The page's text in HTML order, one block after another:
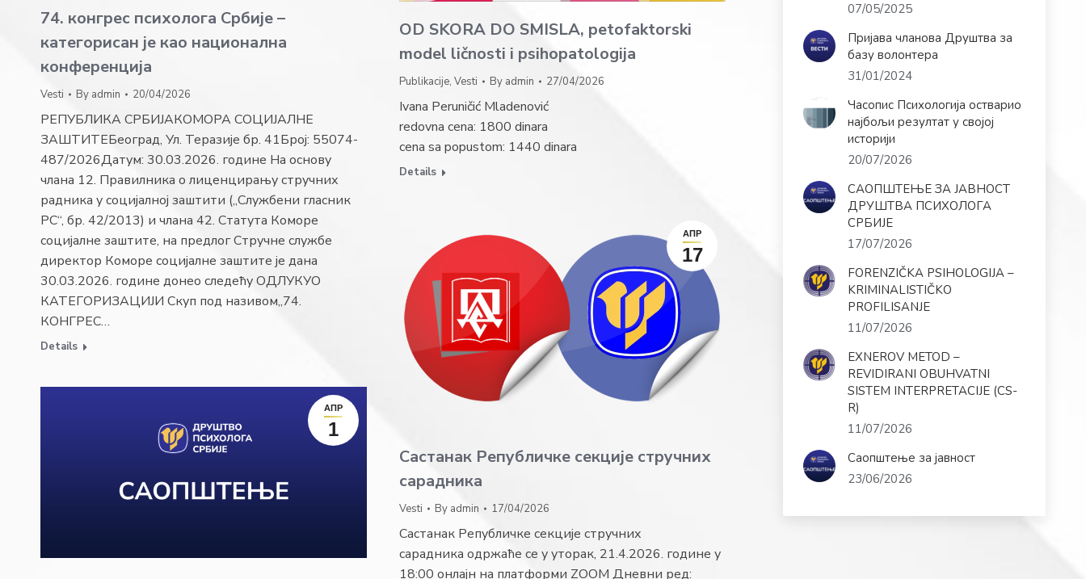
OD SKORA DO SMISLA, petofaktorski
model ličnosti i psihopatologija
Publikacije, Vesti By admin 27/04/2026
Ivana Peruničić Mladenović
redovna cena: 1800 dinara
cena sa popustom: 1440 dinara
Details
74. конгрес психолога Србије –
категорисан је као национална
конференција
Vesti By admin 20/04/2026
РЕПУБЛИКА СРБИЈАКОМОРА СОЦИЈАЛНЕ
ЗАШТИТЕБеоград, Ул. Теразије бр. 41Број: 55074-
487/2026Датум: 30.03.2026. године На основу
члана 12. Правилника о лиценцирању стручних
радника у социјалној заштити („Службени гласник
РС“, бр. 42/2013) и члана 42. Статута Коморе
социјалне заштите, на предлог Стручне службе
директор Коморе социјалне заштите је дана
30.03.2026. године донео следећу ОДЛУКУО
КАТЕГОРИЗАЦИЈИ Скуп под називом„74.
КОНГРЕС…
Details
АПР
17
Састанак Републичке секције стручних
сарадника
Vesti By admin 17/04/2026
Састанак Републичке секције стручних
сарадника одржаће се у уторак, 21.4.2026. године у
18:00 онлајн на платформи ZOOM Дневни ред:
АПР
1
07/05/2025
Пријава чланова Друштва за
базу волонтера
31/01/2024
Часопис Психологија остварио
најбољи резултат у својој
историји
20/07/2026
САОПШТЕЊЕ ЗА ЈАВНОСТ
ДРУШТВА ПСИХОЛОГА
СРБИЈЕ
17/07/2026
FORENZIČKA PSIHOLOGIJA –
KRIMINALISTIČKO
PROFILISANJE
11/07/2026
EXNEROV METOD –
REVIDIRANI OBUHVATNI
SISTEM INTERPRETACIJE (CS-
R)
11/07/2026
Саопштење за јавност
23/06/2026